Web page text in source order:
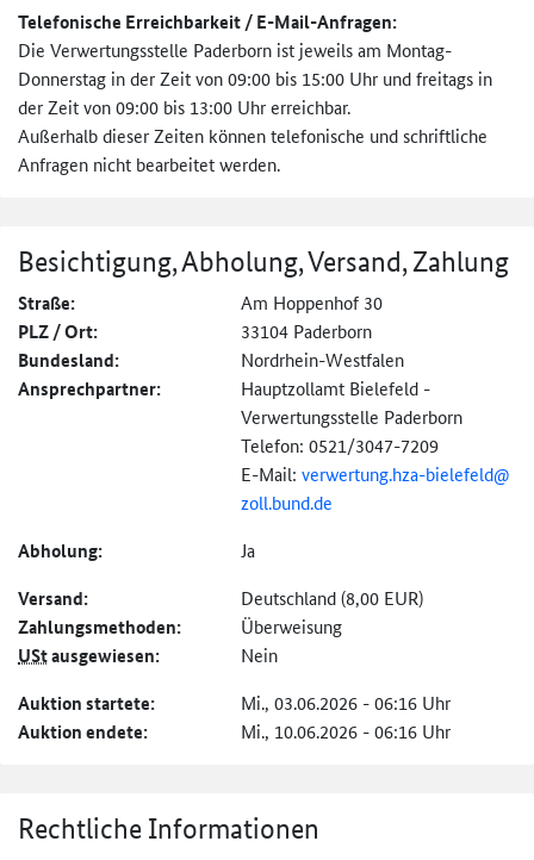
Telefonische Erreichbarkeit / E-Mail-Anfragen:
Die Verwertungsstelle Paderborn ist jeweils am Montag-
Donnerstag in der Zeit von 09:00 bis 15:00 Uhr und freitags in
der Zeit von 09:00 bis 13:00 Uhr erreichbar.
Außerhalb dieser Zeiten können telefonische und schriftliche
Anfragen nicht bearbeitet werden.
Besichtigung, Abholung, Versand, Zahlung
Straße: Am Hoppenhof 30
PLZ / Ort: 33104 Paderborn
Bundesland: Nordrhein-Westfalen
Ansprechpartner:
Hauptzollamt Bielefeld -
Verwertungsstelle Paderborn
Telefon: 0521/3047-7209
E-Mail: verwertung.hza-bielefeld@
zoll.bund.de
Abholung: Ja
Versand: Deutschland (8,00 EUR)
Zahlungs­methoden: Überweisung
UStausgewiesen: Nein
Auktion startete: Mi., 03.06.2026 - 06:16 Uhr
Auktion endete: Mi., 10.06.2026 - 06:16 Uhr
Rechtliche Informationen